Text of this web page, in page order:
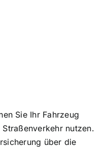
Sie Ihr Fahrzeug
nutzen.
über die